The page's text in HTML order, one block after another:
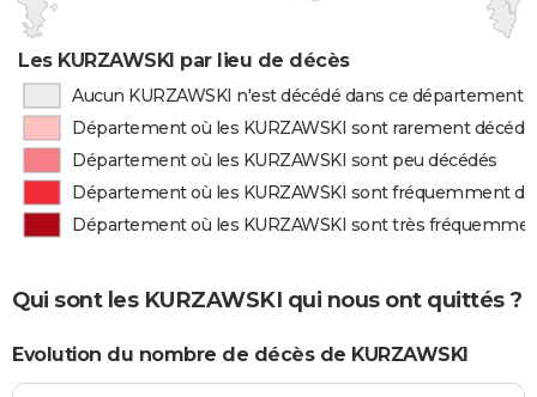
Les KURZAWSKI par lieu de décès
Aucun KURZAWSKI n'est décédé dans ce département
Département où les KURZAWSKI sont rarement
Département où les KURZAWSKI sont peu décédés
Département où les KURZAWSKI sont fréquemment
Département où les KURZAWSKI sont très
Qui sont les KURZAWSKI qui nous ont quittés ?
Evolution du nombre de décès de KURZAWSKI